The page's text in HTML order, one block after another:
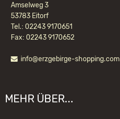
Amselweg 3
53783 Eitorf
Tel.: 02243 9170651
Fax: 02243 9170652
info@erzgebirge-shopping.com
MEHR ÜBER...